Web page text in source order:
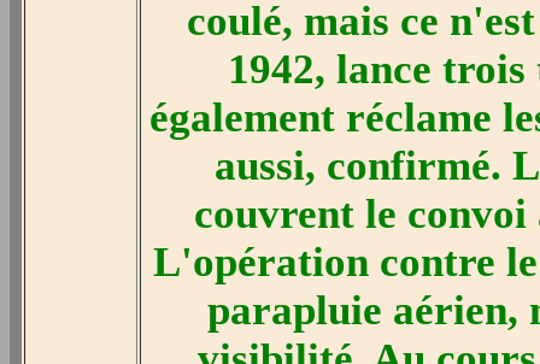
coulé, mais ce
1942, lance
également réclame
aussi, confirmé.
couvrent le
L'opération contre
parapluie aérien,